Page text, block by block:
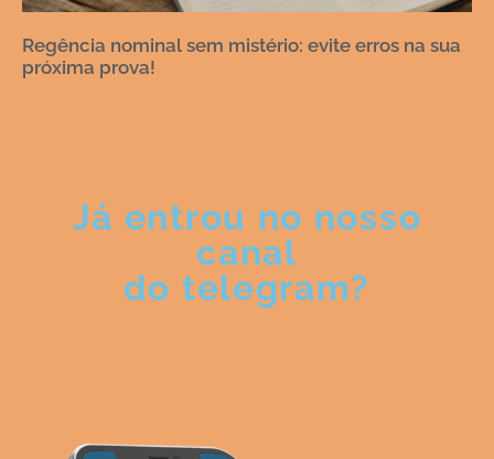
Regência nominal sem mistério: evite erros na sua
próxima prova!
Já entrou no nosso
canal
do telegram?